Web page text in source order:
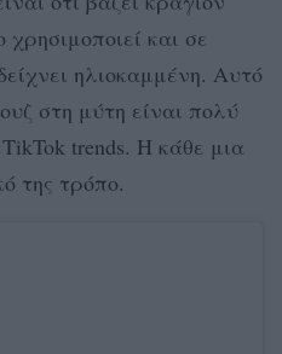
και σε
ηλιοκαμμένη. Αυτό
στη μύτη είναι πολύ
trends. Η κάθε μια
της τρόπο.